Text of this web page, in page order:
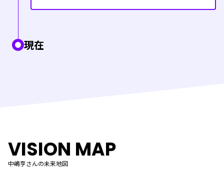
現在
VISION MAP
中嶋亨さんの未来地図